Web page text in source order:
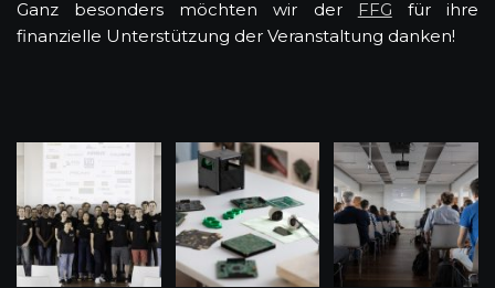
Ganz besonders möchten wir der FFG für ihre
finanzielle Unterstützung der Veranstaltung danken!